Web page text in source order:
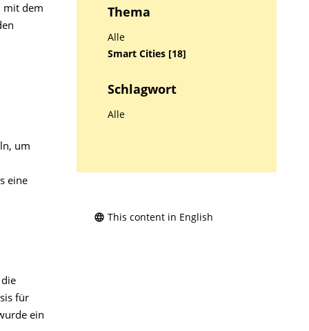
mit dem
um
eine
für
ein
Thema
Alle
Smart Cities [18]
Schlagwort
Alle
This content in English